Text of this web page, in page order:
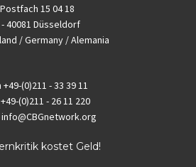
Postfach 15 04 18
- 40081 Düsseldorf
/ Germany / Alemania
+49-(0)211 - 33 39 11
+49-(0)211 - 26 11 220
info@CBGnetwork.org
kostet Geld!